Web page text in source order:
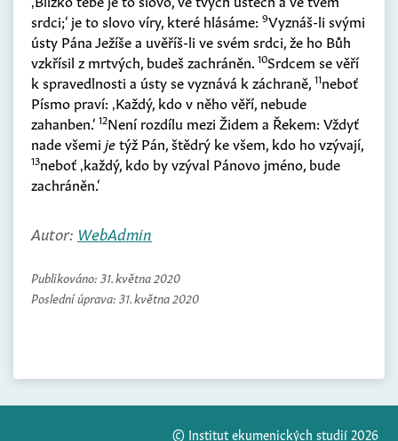
srdci;‘ je to slovo víry, které hlásáme: 9Vyznáš-li svými
ústy Pána Ježíše a uvěříš-li ve svém srdci, že ho Bůh
vzkřísil z mrtvých, budeš zachráněn. 10Srdcem se věří
k spravedlnosti a ústy se vyznává k záchraně, 11neboť
Písmo praví: ‚Každý, kdo v něho věří, nebude
zahanben.‘ 12Není rozdílu mezi Židem a Řekem: Vždyť
nade všemi jetýž Pán, štědrý ke všem, kdo ho vzývají,
13neboť ‚každý, kdo by vzýval Pánovo jméno, bude
zachráněn.‘
Autor: WebAdmin
Publikováno: 31. května 2020
Poslední úprava: 31. května 2020
© Institut ekumenických studií 2026